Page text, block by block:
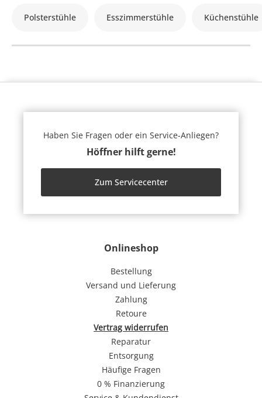
Polsterstühle Esszimmerstühle Küchenstühle
Onlineshop
Bestellung
Versand und Lieferung
Zahlung
Retoure
Vertrag widerrufen
Reparatur
Entsorgung
Häufige Fragen
0 % Finanzierung
Haben Sie Fragen oder ein Service-Anliegen?
Höffner hilft gerne!
Zum Servicecenter